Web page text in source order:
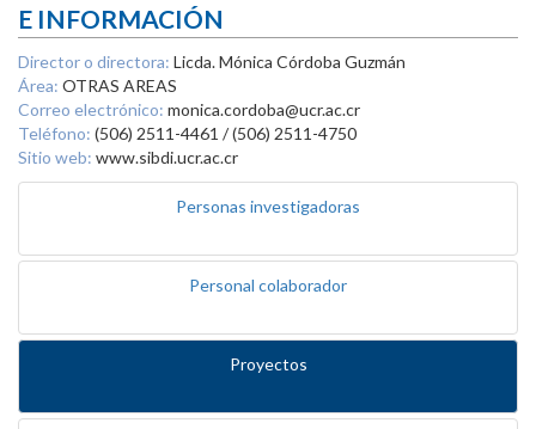
E INFORMACIÓN
Director o directora: Licda. Mónica Córdoba Guzmán
Área: OTRAS AREAS
Correo electrónico: monica.cordoba@ucr.ac.cr
Teléfono: (506) 2511-4461 / (506) 2511-4750
Sitio web: www.sibdi.ucr.ac.cr
Personas investigadoras
Personal colaborador
Proyectos